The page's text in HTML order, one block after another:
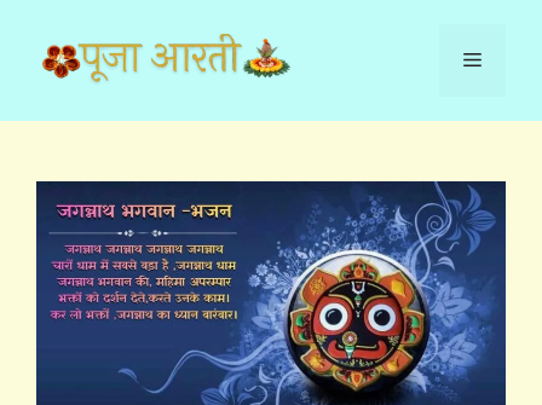
content
Menu